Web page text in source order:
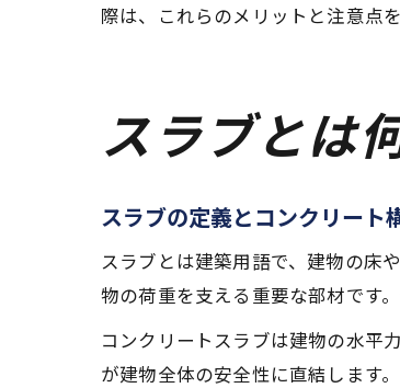
際は、これらのメリットと注意点
スラブとは
スラブの定義とコンクリート
スラブとは建築用語で、建物の床
物の荷重を支える重要な部材です
コンクリートスラブは建物の水平
が建物全体の安全性に直結します